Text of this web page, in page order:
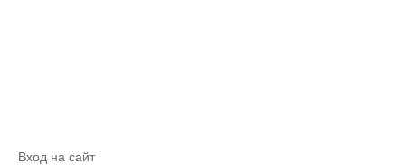
Вход на сайт